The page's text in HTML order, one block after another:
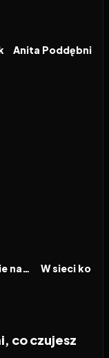
Anita Poddębniak
Czas, który nie nadszedł FILM
co czujesz